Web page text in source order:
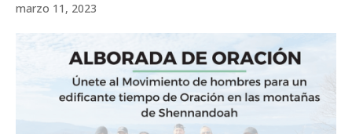
marzo 11, 2023